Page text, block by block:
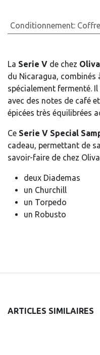
Conditionnement:
La Serie V de chez Oliva
du Nicaragua, combinés
spécialement fermenté.
avec des notes de café
épicées très équilibrées
Ce Serie V Special
cadeau, permettant de
savoir-faire de chez
deux Diademas
un Churchill
un Torpedo
un Robusto
ARTICLES SIMILAIRES